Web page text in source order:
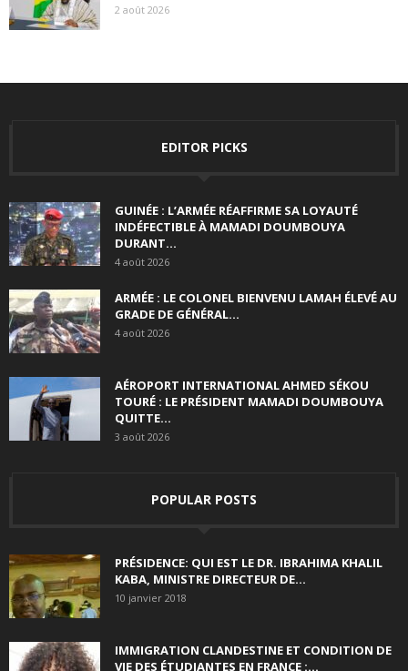
2 août 2026
EDITOR PICKS
GUINÉE : L’ARMÉE RÉAFFIRME SA LOYAUTÉ
INDÉFECTIBLE À MAMADI DOUMBOUYA
DURANT...
4 août 2026
ARMÉE : LE COLONEL BIENVENU LAMAH ÉLEVÉ AU
GRADE DE GÉNÉRAL...
4 août 2026
AÉROPORT INTERNATIONAL AHMED SÉKOU
TOURÉ : LE PRÉSIDENT MAMADI DOUMBOUYA
QUITTE...
3 août 2026
POPULAR POSTS
PRÉSIDENCE: QUI EST LE DR. IBRAHIMA KHALIL
KABA, MINISTRE DIRECTEUR DE...
10 janvier 2018
IMMIGRATION CLANDESTINE ET CONDITION DE
VIE DES ÉTUDIANTES EN FRANCE :...